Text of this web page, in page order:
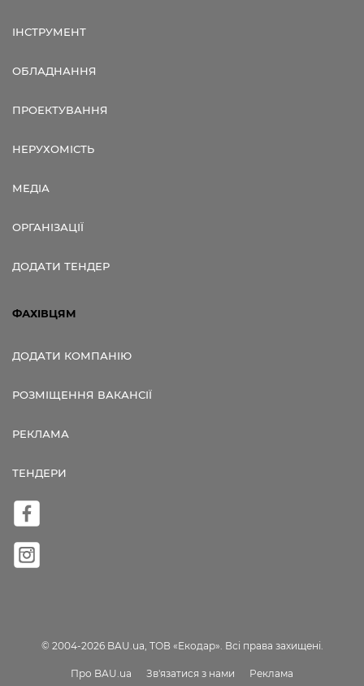
ІНСТРУМЕНТ
ОБЛАДНАННЯ
ПРОЕКТУВАННЯ
НЕРУХОМІСТЬ
МЕДІА
ОРГАНІЗАЦІЇ
ДОДАТИ ТЕНДЕР
ФАХІВЦЯМ
ДОДАТИ КОМПАНІЮ
РОЗМІЩЕННЯ ВАКАНСІЇ
РЕКЛАМА
ТЕНДЕРИ
© 2004-2026 BAU.ua, ТОВ «Екодар». Всі права захищені.
Про BAU.ua Зв'язатися з нами Реклама